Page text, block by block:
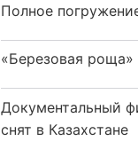
Полное
«Березовая
Документальный
снят в Казахстане